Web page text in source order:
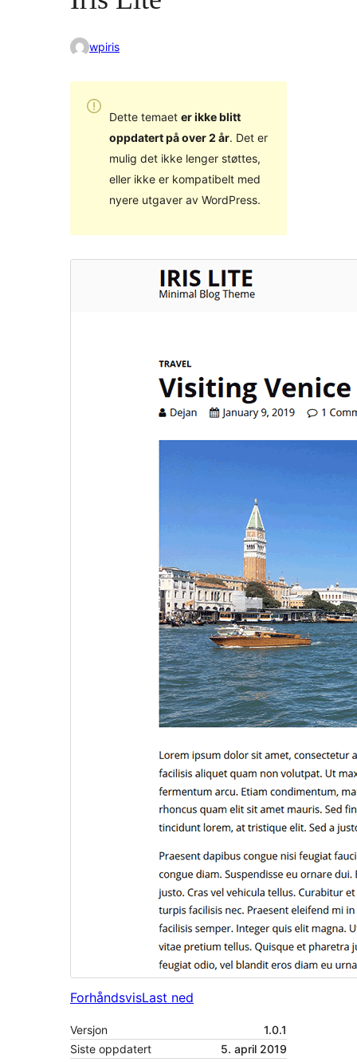
wpiris
Dette temaet er ikke blitt
oppdatert på over 2 år. Det er
mulig det ikke lenger støttes,
eller ikke er kompatibelt med
nyere utgaver av WordPress.
ForhåndsvisLast ned
Versjon
1.0.1
Siste oppdatert
5. april 2019